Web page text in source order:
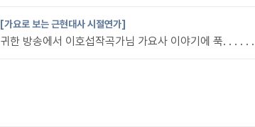
[가요로 보는 근현대사 시절연가]
귀한 방송에서 이호섭작곡가님 가요사 이야기에 푹. . . . . .